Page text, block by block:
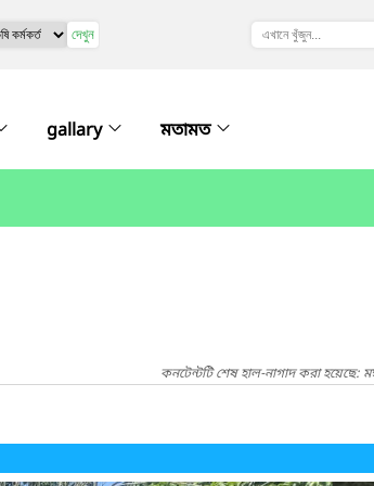
দেখুন
gallary মতামত
কনটেন্টটি শেষ হাল-নাগাদ করা হয়েছে: